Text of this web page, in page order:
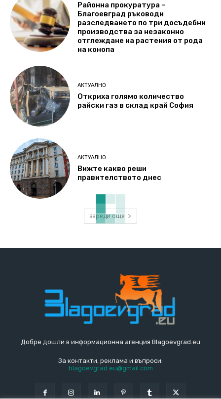
Районна прокуратура –
Благоевград ръководи
разследването по три досъдебни
производства за незаконно
отглеждане на растения от рода
на конопа
АКТУАЛНО
Откриха голямо количество
райски газ в склад край София
АКТУАЛНО
Вижте какво реши
правителството днес
зареди още
Добре дошли в информационна агенция Blagoevgrad.eu
За контакти, реклама и въпроси:
blagoevgrad.eu@gmail.com